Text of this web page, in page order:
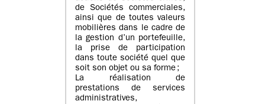
de Sociétés commerciales,
ainsi que de toutes valeurs
mobilières dans le cadre de
la gestion d’un portefeuille,
la prise de participation
dans toute société quel que
soit son objet ou sa forme ;
La réalisation de
prestations de services
administratives,